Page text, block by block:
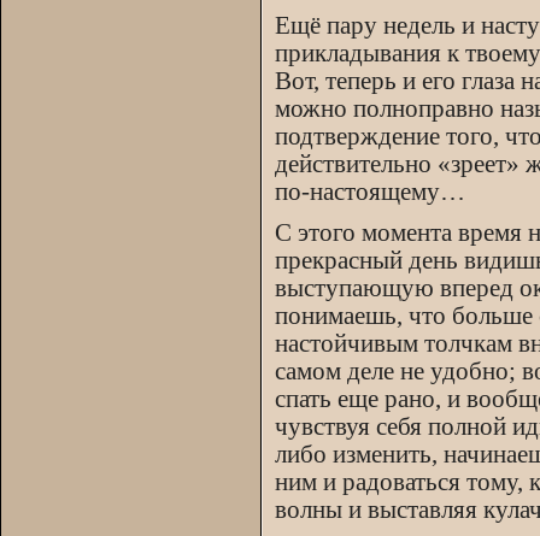
Ещё пару недель и
прикладывания к
Вот, теперь и его глаза
можно полноправно
подтверждение того,
действительно
по-настоящему…
С этого момента время
прекрасный день
выступающую вперед
понимаешь, что больше
настойчивым толчкам
самом деле не удобно;
спать еще рано, и
чувствуя себя полной
либо изменить,
ним и радоваться тому,
волны и выставляя